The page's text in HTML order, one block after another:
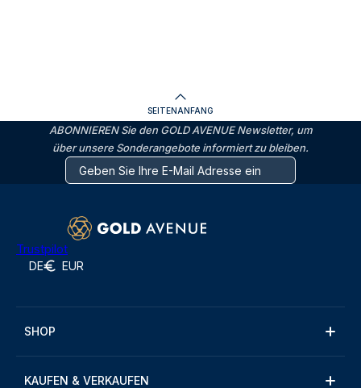
SEITENANFANG
ABONNIEREN Sie den GOLD AVENUE Newsletter, um
über unsere Sonderangebote informiert zu bleiben.
Trustpilot
DE EUR
SHOP
KAUFEN & VERKAUFEN